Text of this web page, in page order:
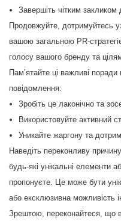
Завершіть чітким закликом
Продовжуйте, дотримуйтесь
вашою загальною PR-
голосу вашого бренду та
Пам’ятайте ці важливі
повідомлення:
Зробіть це лаконічно та
Використовуйте активний
Уникайте жаргону та
Наведіть переконливу
будь-які унікальні елементи
пропонуєте. Це може бути
або ексклюзивна можливість
Зрештою, переконайтеся, що